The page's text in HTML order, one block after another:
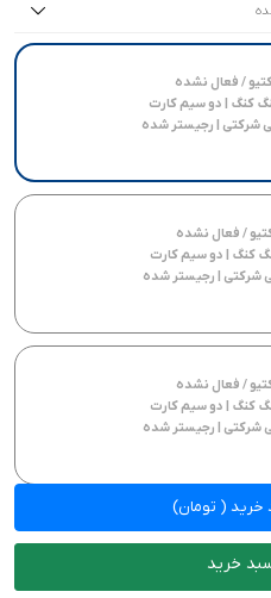
/ فعال نشده
/ فعال نشده
/ فعال نشده
/ فعال نشده
خرید ( تومان)
خرید